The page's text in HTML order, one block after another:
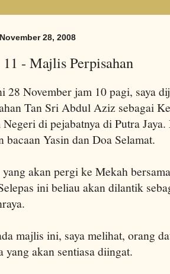
28, 2008
- Majlis Perpisahan
28 November jam 10 pagi, saya
Tan Sri Abdul Aziz sebagai
di pejabatnya di Putra
bacaan Yasin dan Doa Selamat.
akan pergi ke Mekah
ini beliau akan dilantik
majlis ini, saya melihat, orang
yang akan sentiasa diingat.